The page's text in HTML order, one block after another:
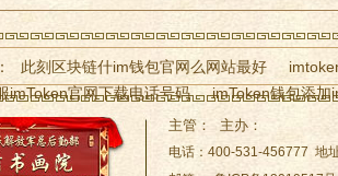
此刻区块链什im钱包官网么网站最好
imToken官网下载电话号码
imToken钱包添加
包钱被转走了怎么imToken钱包下载
空投 - 一场im下载规模空前的数
手机安装
主管： 主办：
电话：400-531-456777 地